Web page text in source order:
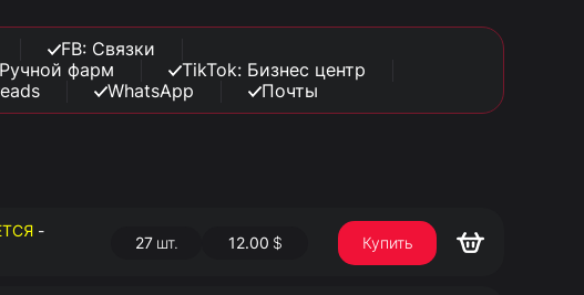
FB: Связки
фарм
TikTok: Бизнес центр
WhatsApp Почты
-
27 шт. 12.00 $ Купить